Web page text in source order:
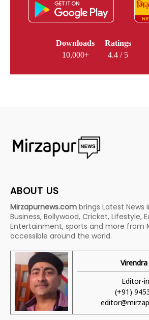
Downloads
10,000+
Ratings
4.4 / 5
ABOUT US
Mirzapurnews.com brings Latest News
Business, Bollywood, Cricket, Lifestyle,
Entertainment, sports and more from
accessible around the world.
Editor-
(+91)